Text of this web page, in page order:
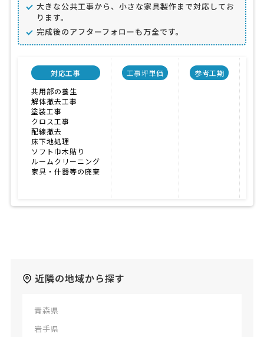
大きな公共工事から、小さな家具製作まで対応してお
ります。
完成後のアフターフォローも万全です。
対応工事
共用部の養生
解体撤去工事
塗装工事
クロス工事
配線撤去
床下地処理
ソフト巾木貼り
ルームクリーニング
家具・什器等の廃棄
工事坪単価 参考工期
近隣の地域から探す
青森県
岩手県